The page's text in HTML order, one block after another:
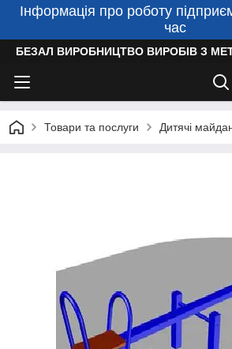
Інформація про роботу
час
БЕЗАЛ ВИРОБНИЦТВО ВИРОБІВ З
Товари та послуги Дитячі